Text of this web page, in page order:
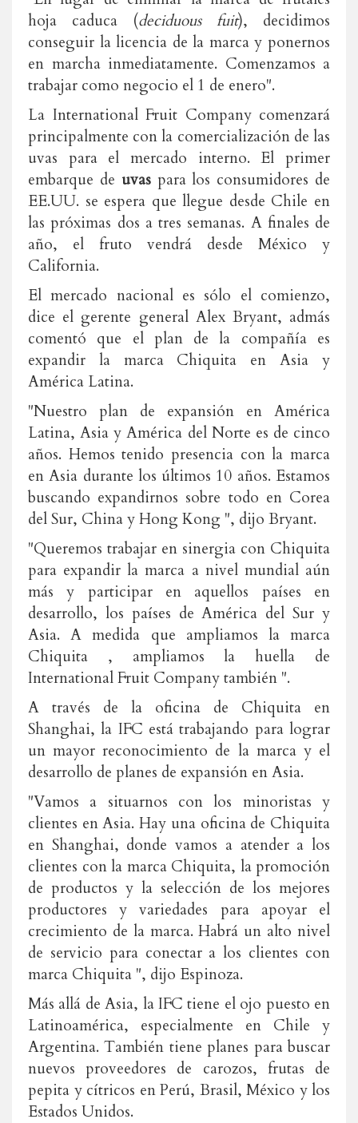
hoja caduca (deciduous fuit), decidimos
conseguir la licencia de la marca y ponernos
en marcha inmediatamente. Comenzamos a
trabajar como negocio el 1 de enero".
La International Fruit Company comenzará
principalmente con la comercialización de las
uvas para el mercado interno. El primer
embarque de uvaspara los consumidores de
EE.UU. se espera que llegue desde Chile en
las próximas dos a tres semanas. A finales de
año, el fruto vendrá desde México y
California.
El mercado nacional es sólo el comienzo,
dice el gerente general Alex Bryant, admás
comentó que el plan de la compañía es
expandir la marca Chiquita en Asia y
América Latina.
"Nuestro plan de expansión en América
Latina, Asia y América del Norte es de cinco
años. Hemos tenido presencia con la marca
en Asia durante los últimos 10 años. Estamos
buscando expandirnos sobre todo en Corea
del Sur, China y Hong Kong ", dijo Bryant.
"Queremos trabajar en sinergia con Chiquita
para expandir la marca a nivel mundial aún
más y participar en aquellos países en
desarrollo, los países de América del Sur y
Asia. A medida que ampliamos la marca
Chiquita , ampliamos la huella de
International Fruit Company también ".
A través de la oficina de Chiquita en
Shanghai, la IFC está trabajando para lograr
un mayor reconocimiento de la marca y el
desarrollo de planes de expansión en Asia.
"Vamos a situarnos con los minoristas y
clientes en Asia. Hay una oficina de Chiquita
en Shanghai, donde vamos a atender a los
clientes con la marca Chiquita, la promoción
de productos y la selección de los mejores
productores y variedades para apoyar el
crecimiento de la marca. Habrá un alto nivel
de servicio para conectar a los clientes con
marca Chiquita ", dijo Espinoza.
Más allá de Asia, la IFC tiene el ojo puesto en
Latinoamérica, especialmente en Chile y
Argentina. También tiene planes para buscar
nuevos proveedores de carozos, frutas de
pepita y cítricos en Perú, Brasil, México y los
Estados Unidos.